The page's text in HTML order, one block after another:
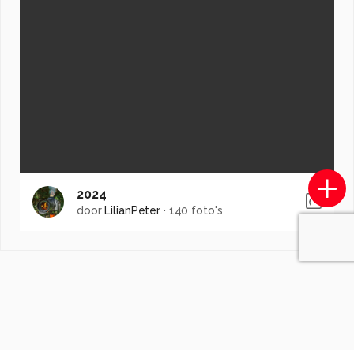
2024
door LilianPeter · 140 foto's